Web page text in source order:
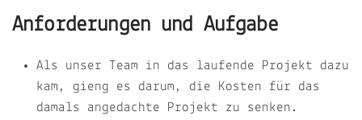
Anforderungen und Aufgabe
Als unser Team in das laufende Projekt dazu
kam, gieng es darum, die Kosten für das
damals angedachte Projekt zu senken.